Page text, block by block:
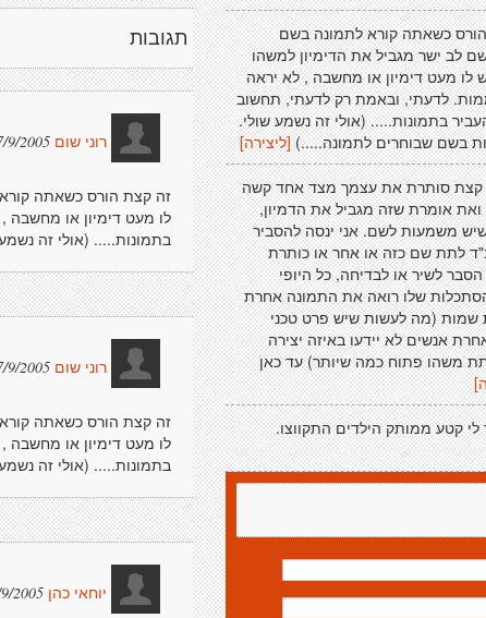
תגובות
רוני שום 2005 22:23:21
זה קצת הורס כשאתה
לו מעט דימיון או
בתמונות..... (אולי זה
רוני שום 2005 22:23:23
זה קצת הורס כשאתה
לו מעט דימיון או
בתמונות..... (אולי זה
יוחאי כהן 02:51:03
כשאתה קורא לתמונה בשם
לב ישר מגביל את הדימיון למשהו
לו מעט דימיון או מחשבה , לא יראה
לדעתי, ובאמת רק לדעתי, תחשוב
בתמונות..... (אולי זה נשמע שולי.
בשם שבוחרים לתמונה.....) [ליצירה]
קצת סותרת את עצמך מצד אחד קשה
אומרת שזה מגביל את הדמיון,
משמעות לשם. אני ינסה להסביר
לתת שם כזה או אחר או כותרת
לשיר או לבדיחה, כל היופי
שלו רואה את התמונה אחרת
שמות (מה לעשות שיש פרט טכני
אנשים לא יידעו באיזה יצירה
משהו פתוח כמה שיותר) עד כאן
לי קטע ממותק הילדים התקווצו.